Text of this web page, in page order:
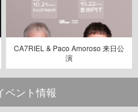
CA7RIEL & Paco Amoroso 来日公
演
ベント情報